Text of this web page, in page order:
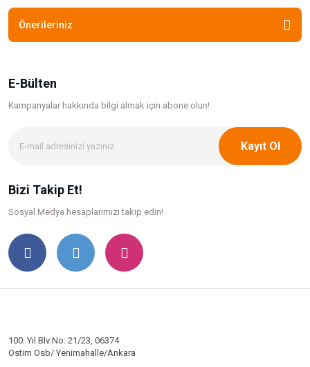
Önerileriniz
E-Bülten
Kampanyalar hakkında bilgi almak için abone olun!
Kayıt Ol
Bizi Takip Et!
Sosyal Medya hesaplarımızı takip edin!
100. Yıl Blv No: 21/23, 06374
Ostim Osb/ Yenimahalle/Ankara